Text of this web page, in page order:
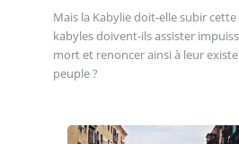
Mais la Kabylie doit-elle subir
kabyles doivent-ils assister
mort et renoncer ainsi à leur
peuple ?